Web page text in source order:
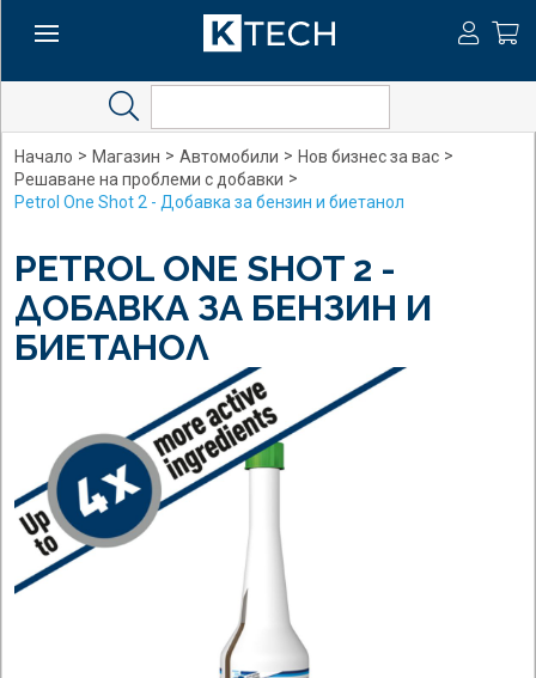
Начало > Магазин > Автомобили > Нов бизнес за вас >
Решаване на проблеми с добавки >
Petrol One Shot 2 - Добавка за бензин и биетанол
PETROL ONE SHOT 2 -
ДОБАВКА ЗА БЕНЗИН И
БИЕТАНОЛ